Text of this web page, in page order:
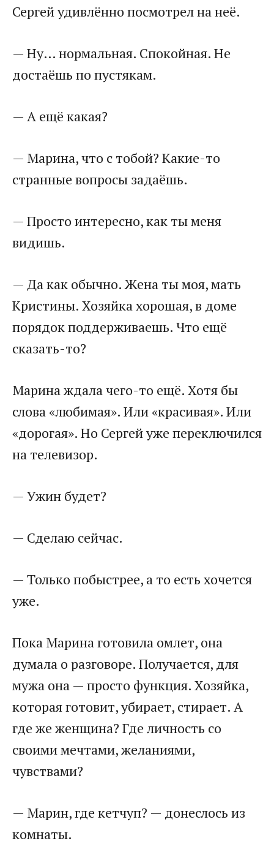
Сергей удивлённо посмотрел на неё.
— Ну… нормальная. Спокойная. Не
достаёшь по пустякам.
— А ещё какая?
— Марина, что с тобой? Какие-то
странные вопросы задаёшь.
— Просто интересно, как ты меня
видишь.
— Да как обычно. Жена ты моя, мать
Кристины. Хозяйка хорошая, в доме
порядок поддерживаешь. Что ещё
сказать-то?
Марина ждала чего-то ещё. Хотя бы
слова «любимая». Или «красивая». Или
«дорогая». Но Сергей уже переключился
на телевизор.
— Ужин будет?
— Сделаю сейчас.
— Только побыстрее, а то есть хочется
уже.
Пока Марина готовила омлет, она
думала о разговоре. Получается, для
мужа она — просто функция. Хозяйка,
которая готовит, убирает, стирает. А
где же женщина? Где личность со
своими мечтами, желаниями,
чувствами?
— Марин, где кетчуп? — донеслось из
комнаты.